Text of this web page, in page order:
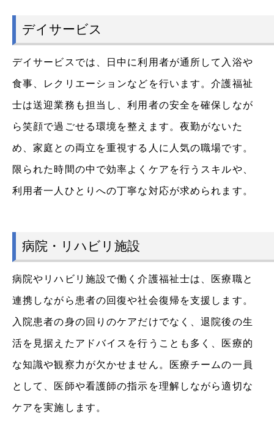
デイサービス
デイサービスでは、日中に利用者が通所して入浴や
食事、レクリエーションなどを行います。介護福祉
士は送迎業務も担当し、利用者の安全を確保しなが
ら笑顔で過ごせる環境を整えます。夜勤がないた
め、家庭との両立を重視する人に人気の職場です。
限られた時間の中で効率よくケアを行うスキルや、
利用者一人ひとりへの丁寧な対応が求められます。
病院・リハビリ施設
病院やリハビリ施設で働く介護福祉士は、医療職と
連携しながら患者の回復や社会復帰を支援します。
入院患者の身の回りのケアだけでなく、退院後の生
活を見据えたアドバイスを行うことも多く、医療的
な知識や観察力が欠かせません。医療チームの一員
として、医師や看護師の指示を理解しながら適切な
ケアを実施します。